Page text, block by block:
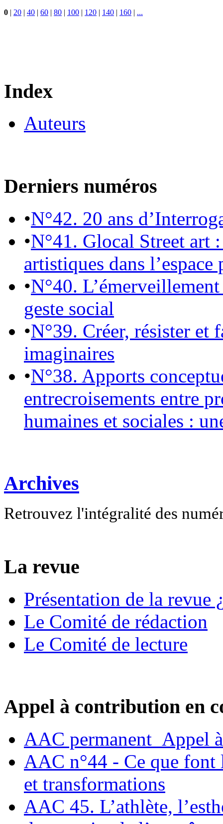
0 | 20 | 40 | 60 | 80 | 100 | 120 | 140 | 160 | ...
Index
Auteurs
Derniers numéros
•N°42. 20 ans
•N°41. Glocal Street art
artistiques dans l’espace
•N°40.
geste social
•N°39. Créer, résister et
imaginaires
•N°38. Apports
entrecroisements entre
humaines et sociales :
Archives
Retrouvez l'intégralité des
La revue
Présentation de la revue
Le Comité de rédaction
Le Comité de lecture
Appel à contribution en
AAC permanent_Appel
AAC n°44 - Ce que font
et transformations
AAC 45. L’athlète,